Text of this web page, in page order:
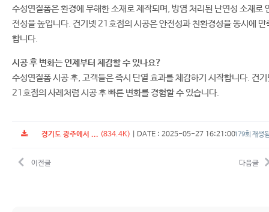
수성연질폼은 환경에 무해한 소재로 제작되며, 방염 처리된 난연성 소재로
전성을 높입니다. 건기넷 21호점의 시공은 안전성과 친환경성을 동시에 만
합니다.
시공 후 변화는 언제부터 체감할 수 있나요?
수성연질폼 시공 후, 고객들은 즉시 단열 효과를 체감하기 시작합니다. 건기
21호점의 사례처럼 시공 후 빠른 변화를 경험할 수 있습니다.
경기도 광주에서 ... (834.4K) 179회 재생
DATE : 2025-05-27 16:21:00
이전글 다음글